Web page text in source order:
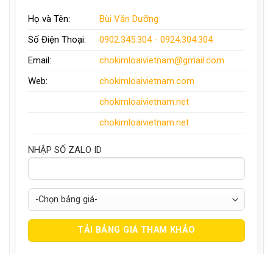
Họ và Tên:
Bùi Văn Dưỡng
Số Điện Thoại:
0902.345.304 - 0924.304.304
Email:
chokimloaivietnam@gmail.com
Web:
chokimloaivietnam.com
chokimloaivietnam.net
chokimloaivietnam.net
NHẬP SỐ ZALO ID